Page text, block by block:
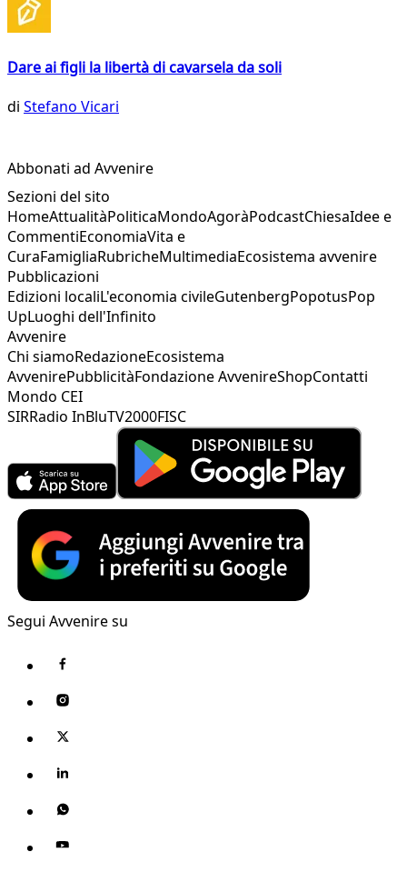
Dare ai figli la libertà di cavarsela da soli
di Stefano Vicari
Abbonati ad Avvenire
Sezioni del sito
HomeAttualitàPoliticaMondoAgoràPodcastChiesaIdee e
CommentiEconomiaVita e
CuraFamigliaRubricheMultimediaEcosistema avvenire
Pubblicazioni
Edizioni localiL'economia civileGutenbergPopotusPop
UpLuoghi dell'Infinito
Avvenire
Chi siamoRedazioneEcosistema
AvvenirePubblicitàFondazione AvvenireShopContatti
Mondo CEI
SIRRadio InBluTV2000FISC
Segui Avvenire su